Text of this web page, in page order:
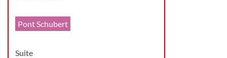
Pont Schubert
Suite